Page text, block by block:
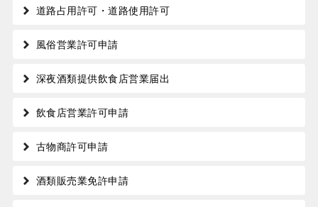
道路占用許可・道路使用許可
風俗営業許可申請
深夜酒類提供飲食店営業届出
飲食店営業許可申請
古物商許可申請
酒類販売業免許申請